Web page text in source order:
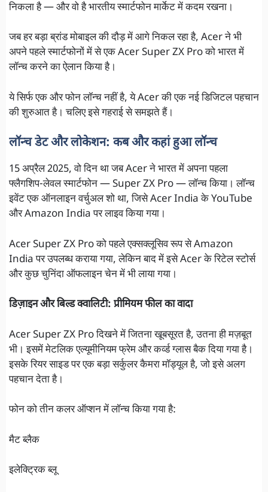
निकला है — और वो है भारतीय स्मार्टफोन मार्केट में कदम रखना।
जब हर बड़ा ब्रांड मोबाइल की दौड़ में आगे निकल रहा है, Acer ने भी
अपने पहले स्मार्टफोनों में से एक Acer Super ZX Pro को भारत में
लॉन्च करने का ऐलान किया है।
ये सिर्फ एक और फोन लॉन्च नहीं है, ये Acer की एक नई डिजिटल पहचान
की शुरुआत है। चलिए इसे गहराई से समझते हैं।
लॉन्च डेट और लोकेशन: कब और कहां हुआ लॉन्च
15 अप्रैल 2025, वो दिन था जब Acer ने भारत में अपना पहला
फ्लैगशिप-लेवल स्मार्टफोन — Super ZX Pro — लॉन्च किया। लॉन्च
इवेंट एक ऑनलाइन वर्चुअल शो था, जिसे Acer India के YouTube
और Amazon India पर लाइव किया गया।
Acer Super ZX Pro को पहले एक्सक्लूसिव रूप से Amazon
India पर उपलब्ध कराया गया, लेकिन बाद में इसे Acer के रिटेल स्टोर्स
और कुछ चुनिंदा ऑफलाइन चेन में भी लाया गया।
डिज़ाइन और बिल्ड क्वालिटी: प्रीमियम फील का वादा
Acer Super ZX Pro दिखने में जितना खूबसूरत है, उतना ही मज़बूत
भी। इसमें मेटलिक एल्यूमीनियम फ्रेम और कर्व्ड ग्लास बैक दिया गया है।
इसके रियर साइड पर एक बड़ा सर्कुलर कैमरा मॉड्यूल है, जो इसे अलग
पहचान देता है।
फोन को तीन कलर ऑप्शन में लॉन्च किया गया है:
मैट ब्लैक
इलेक्ट्रिक ब्लू